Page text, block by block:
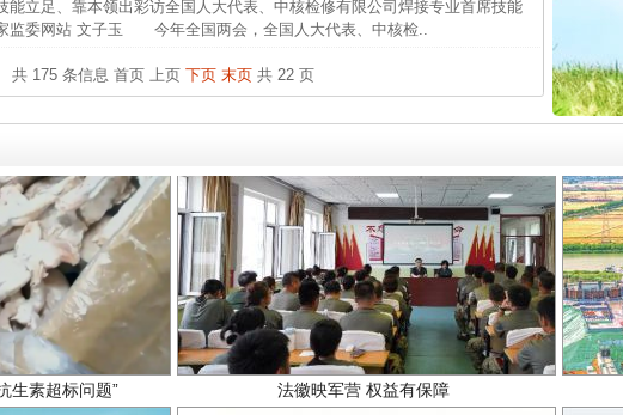
能立足、靠本领出彩访全国人大代表、中核检修有限公司焊接专业首席技能
委网站 文子玉 今年全国两会，全国人大代表、中核检..
共 175 条信息 首页 上页 下页 末页共 22 页 最高
事故
生素超标问题” 法徽映军营 权益有保障